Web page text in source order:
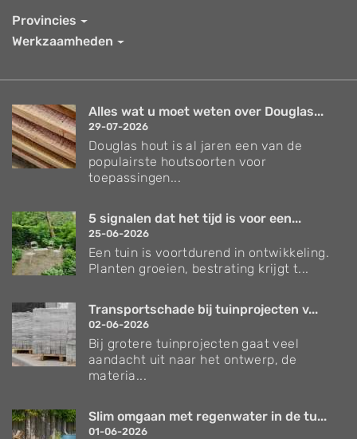
Provincies
Werkzaamheden
Alles wat u moet weten over Douglas...
29-07-2026
Douglas hout is al jaren een van de
populairste houtsoorten voor
toepassingen...
5 signalen dat het tijd is voor een...
25-06-2026
Een tuin is voortdurend in ontwikkeling.
Planten groeien, bestrating krijgt t...
Transportschade bij tuinprojecten v...
02-06-2026
Bij grotere tuinprojecten gaat veel
aandacht uit naar het ontwerp, de
materia...
Slim omgaan met regenwater in de tu...
01-06-2026